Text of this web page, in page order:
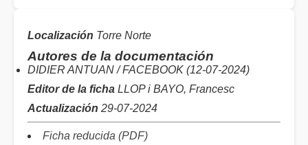
Localización Torre Norte
Autores de la documentación
DIDIER ANTUAN / FACEBOOK (12-07-2024)
Editor de la ficha LLOP i BAYO, Francesc
Actualización 29-07-2024
Ficha reducida (PDF)